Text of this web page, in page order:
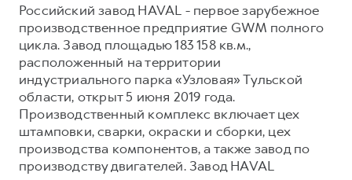
Российский завод HAVAL - первое зарубежное
производственное предприятие GWM полного
цикла. Завод площадью 183 158 кв.м.,
расположенный на территории
индустриального парка «Узловая» Тульской
области, открыт 5 июня 2019 года.
Производственный комплекс включает цех
штамповки, сварки, окраски и сборки, цех
производства компонентов, а также завод по
производству двигателей. Завод HAVAL